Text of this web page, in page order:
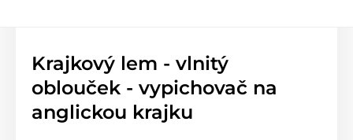
Krajkový lem - vlnitý
oblouček - vypichovač na
anglickou krajku